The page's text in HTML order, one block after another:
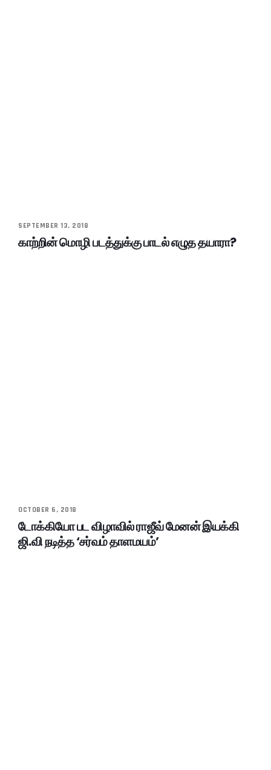
SEPTEMBER 13, 2018
காற்றின் மொழி படத்துக்கு பாடல் எழுத தயாரா?
OCTOBER 6, 2018
டோக்கியோ பட விழாவில் ராஜீவ் மேனன் இயக்கி
ஜி.வி நடித்த ‘சர்வம் தாளமயம்’